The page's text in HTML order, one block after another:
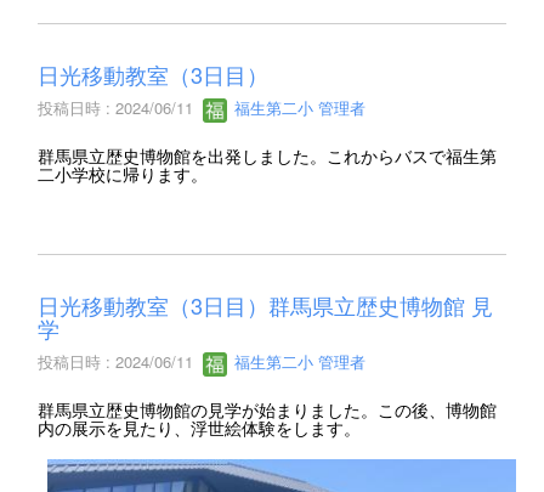
日光移動教室（3日目）
投稿日時 : 2024/06/11 福生第二小 管理者
群馬県立歴史博物館を出発しました。これからバスで福生第
二小学校に帰ります。
日光移動教室（3日目）群馬県立歴史博物館 見
学
投稿日時 : 2024/06/11 福生第二小 管理者
群馬県立歴史博物館の見学が始まりました。この後、博物館
内の展示を見たり、浮世絵体験をします。